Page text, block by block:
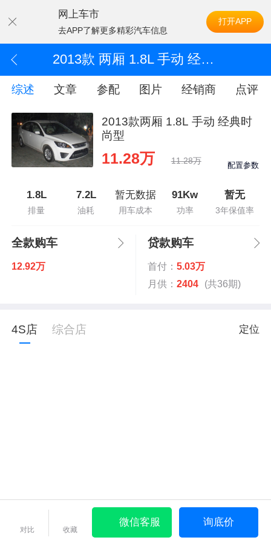
网上车市
去APP了解更多精彩汽车信息
打开APP
2013款 两厢 1.8L 手动 经典时尚型
综述 文章 参配 图片 经销商 点评
2013款两厢 1.8L 手动 经典时
尚型
11.28万 11.28万 配置参数
1.8L
排量
7.2L
油耗
暂无数据
用车成本
91Kw
功率
暂无
3年保值率
全款购车
12.92万
贷款购车
首付： 5.03万
月供： 2404 (共36期)
4S店 综合店 定位
对比 收藏
微信客服 询底价